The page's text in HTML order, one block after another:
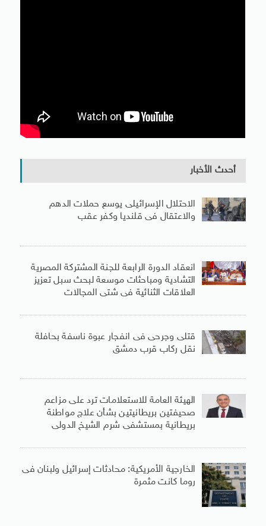
أحدث الأخبار
الاحتلال الإسرائيلى يوسع حملات الدهم
والاعتقال فى قلنديا وكفر عقب
انعقاد الدورة الرابعة للجنة المشتركة المصرية
التشادية ومباحثات موسعة لبحث سبل تعزيز
العلاقات الثنائية فى شتى المجالات
قتلى وجرحى فى انفجار عبوة ناسفة بحافلة
نقل ركاب قرب دمشق
الهيئة العامة للاستعلامات ترد على مزاعم
صحيفتين بريطانيتين بشأن علاج مواطنة
بريطانية بمستشفى شرم الشيخ الدولى
الخارجية الأمريكية: محادثات إسرائيل ولبنان فى
روما كانت مثمرة